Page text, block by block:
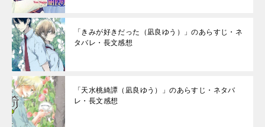
「きみが好きだった（凪良ゆう）」のあらすじ・ネ
タバレ・長文感想
「天水桃綺譚（凪良ゆう）」のあらすじ・ネタバ
レ・長文感想